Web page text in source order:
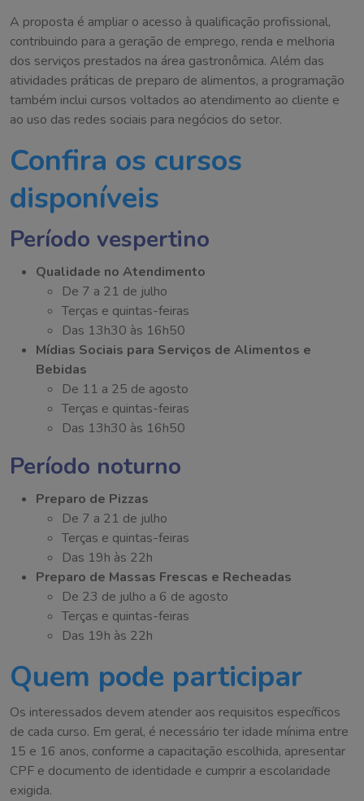
A proposta é ampliar o acesso à qualificação profissional,
contribuindo para a geração de emprego, renda e melhoria
dos serviços prestados na área gastronômica. Além das
atividades práticas de preparo de alimentos, a programação
também inclui cursos voltados ao atendimento ao cliente e
ao uso das redes sociais para negócios do setor.
Confira os cursos
disponíveis
Período vespertino
Qualidade no Atendimento
De 7 a 21 de julho
Terças e quintas-feiras
Das 13h30 às 16h50
Mídias Sociais para Serviços de Alimentos e
Bebidas
De 11 a 25 de agosto
Terças e quintas-feiras
Das 13h30 às 16h50
Período noturno
Preparo de Pizzas
De 7 a 21 de julho
Terças e quintas-feiras
Das 19h às 22h
Preparo de Massas Frescas e Recheadas
De 23 de julho a 6 de agosto
Terças e quintas-feiras
Das 19h às 22h
Quem pode participar
Os interessados devem atender aos requisitos específicos
de cada curso. Em geral, é necessário ter idade mínima entre
15 e 16 anos, conforme a capacitação escolhida, apresentar
CPF e documento de identidade e cumprir a escolaridade
exigida.